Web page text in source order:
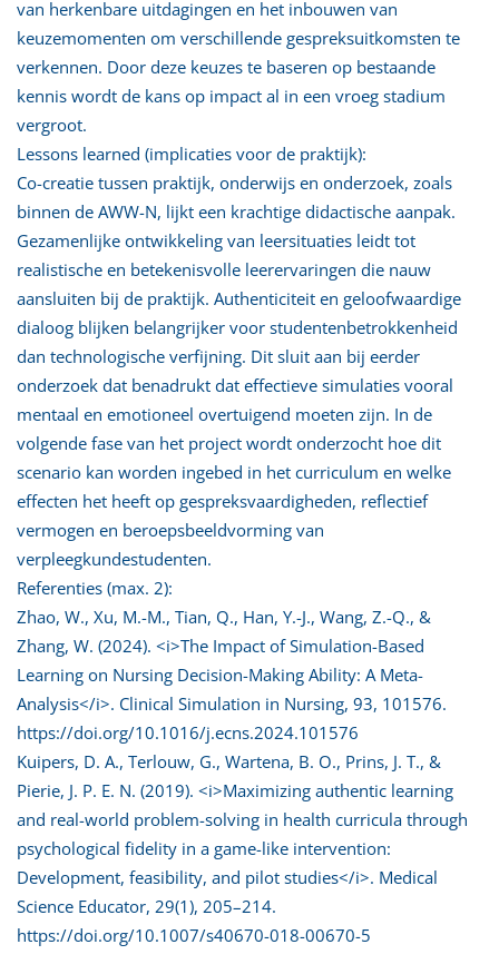
van herkenbare uitdagingen en het inbouwen van
keuzemomenten om verschillende gespreksuitkomsten te
verkennen. Door deze keuzes te baseren op bestaande
kennis wordt de kans op impact al in een vroeg stadium
vergroot.
Lessons learned (implicaties voor de praktijk):
Co-creatie tussen praktijk, onderwijs en onderzoek, zoals
binnen de AWW-N, lijkt een krachtige didactische aanpak.
Gezamenlijke ontwikkeling van leersituaties leidt tot
realistische en betekenisvolle leerervaringen die nauw
aansluiten bij de praktijk. Authenticiteit en geloofwaardige
dialoog blijken belangrijker voor studentenbetrokkenheid
dan technologische verfijning. Dit sluit aan bij eerder
onderzoek dat benadrukt dat effectieve simulaties vooral
mentaal en emotioneel overtuigend moeten zijn. In de
volgende fase van het project wordt onderzocht hoe dit
scenario kan worden ingebed in het curriculum en welke
effecten het heeft op gespreksvaardigheden, reflectief
vermogen en beroepsbeeldvorming van
verpleegkundestudenten.
Referenties (max. 2):
Zhao, W., Xu, M.-M., Tian, Q., Han, Y.-J., Wang, Z.-Q., &
Zhang, W. (2024). <i>The Impact of Simulation-Based
Learning on Nursing Decision-Making Ability: A Meta-
Analysis</i>. Clinical Simulation in Nursing, 93, 101576.
https://doi.org/10.1016/j.ecns.2024.101576
Kuipers, D. A., Terlouw, G., Wartena, B. O., Prins, J. T., &
Pierie, J. P. E. N. (2019). <i>Maximizing authentic learning
and real-world problem-solving in health curricula through
psychological fidelity in a game-like intervention:
Development, feasibility, and pilot studies</i>. Medical
Science Educator, 29(1), 205–214.
https://doi.org/10.1007/s40670-018-00670-5